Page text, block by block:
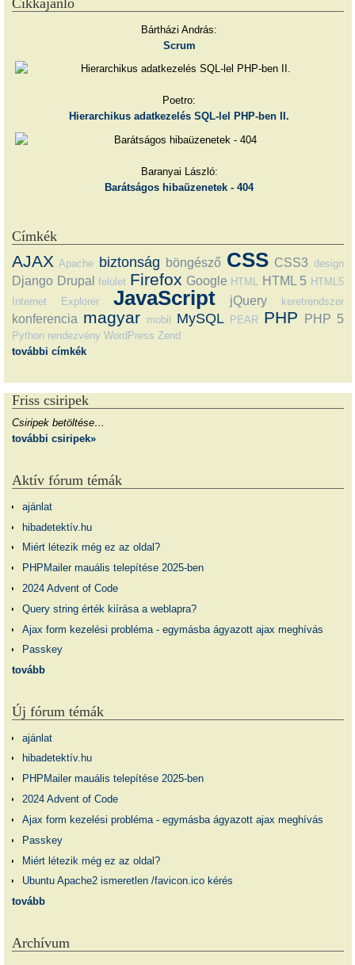
Bártházi András:
Scrum
Poetro:
Hierarchikus adatkezelés SQL-lel PHP-ben II.
Baranyai László:
Barátságos hibaüzenetek - 404
Címkék
AJAX Apache biztonság böngésző CSS CSS3 design
Django Drupal felület Firefox Google HTML HTML 5 HTML5
Internet Explorer
JavaScript jQuery keretrendszer
konferencia magyar mobil MySQL PEAR PHP PHP 5
Python rendezvény WordPress Zend
további címkék
Friss csiripek
Csiripek betöltése…
további csiripek»
Aktív fórum témák
ajánlat
hibadetektív.hu
Miért létezik még ez az oldal?
PHPMailer mauális telepítése 2025-ben
2024 Advent of Code
Query string érték kiírása a weblapra?
Ajax form kezelési probléma - egymásba ágyazott ajax meghívás
Passkey
tovább
Új fórum témák
ajánlat
hibadetektív.hu
PHPMailer mauális telepítése 2025-ben
2024 Advent of Code
Ajax form kezelési probléma - egymásba ágyazott ajax meghívás
Passkey
Miért létezik még ez az oldal?
Ubuntu Apache2 ismeretlen /favicon.ico kérés
tovább
Archívum